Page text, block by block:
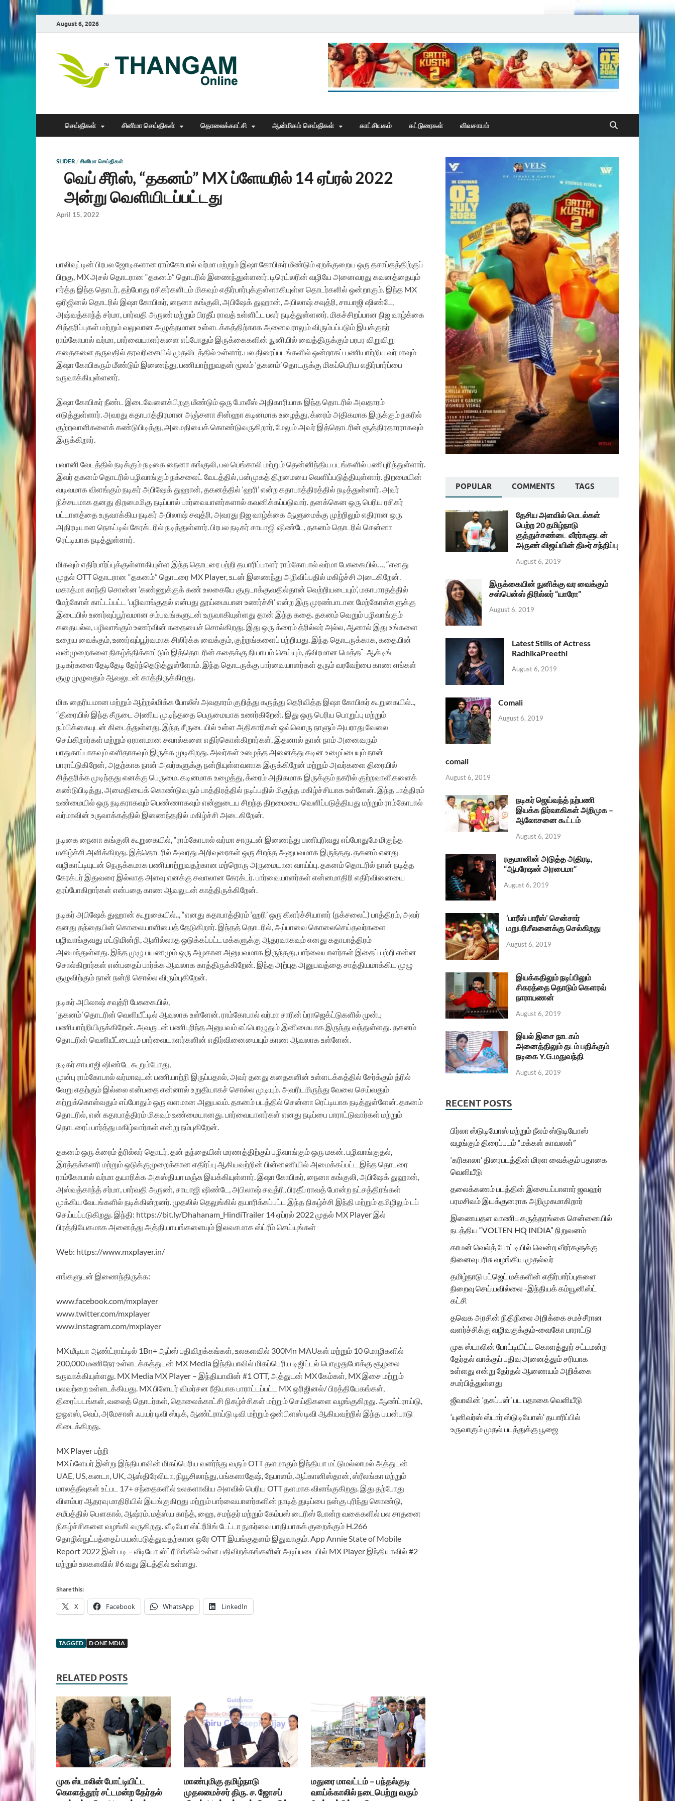
August 6, 2026
Thangam Online
செய்திகள் சினிமா செய்திகள் தொலைக்காட்சி ஆன்மிகம் செய்திகள் காட்சியகம் கட்டுரைகள் விவசாயம்
SLIDER / சினிமா செய்திகள்
வெப் சீரிஸ், “தகனம்” MX ப்ளேயரில் 14 ஏப்ரல் 2022
அன்று வெளியிடப்பட்டது
April 15, 2022
பாலிவுட்டின் பிரபல ஜோடிகளான ராம்கோபால் வர்மா மற்றும் இஷா கோபிகர் மீண்டும் ஏறக்குறைய ஒரு தசாப்தத்திற்குப்
பிறகு, MX அசல் தொடரான “தகனம்” தொடரில் இணைந்துள்ளனர். டிரெய்லரின் வழியே அனைவரது கவனத்தையும்
ஈர்த்த இந்த தொடர், தற்போது ரசிகர்களிடம் மிகவும் எதிர்பார்புக்குள்ளாகியுள்ள தொடர்களில் ஒன்றாகும். இந்த MX
ஒரிஜினல் தொடரில் இஷா கோபிகர், நைனா கங்குலி, அபிஷேக் துஹான், அபிலாஷ் சவுத்ரி, சாயாஜி ஷிண்டே,
அஷ்வத்காந்த் சர்மா, பார்வதி அருண் மற்றும் பிரதீப் ராவத் உள்ளிட்ட பலர் நடித்துள்ளனர். மிகச்சிறப்பான நிஜ வாழ்க்கை
சித்தரிப்புகள் மற்றும் வலுவான அழுத்தமான உள்ளடக்கத்திற்காக அனைவராலும் விரும்பப்படும் இயக்குநர்
ராம்கோபால் வர்மா, பார்வையாளர்களை எப்போதும் இருக்கைகளின் நுனியில் வைத்திருக்கும் பரபர விறுவிறு
கதைகளை தருவதில் தரவரிசையில் முதலிடத்தில் உள்ளார். பல திரைப்படங்களில் ஒன்றாகப் பணியாற்றிய வர்மாவும்
இஷா கோபிகரும் மீண்டும் இணைந்து, பணியாற்றுவதன் மூலம் ‘தகனம்’ தொடருக்கு மிகப்பெரிய எதிர்பார்ப்பை
உருவாக்கியுள்ளனர்.
இஷா கோபிகர் நீண்ட இடைவேளைக்பிறகு மீண்டும் ஒரு போலீஸ் அதிகாரியாக இந்த தொடரில் அவதாரம்
எடுத்துள்ளார். அவரது கதாபாத்திரமான அஞ்சனா சின்ஹா கடினமாக உழைத்து, க்ரைம் அதிகமாக இருக்கும் நகரில்
குற்றவாளிகளைக் கண்டுபிடித்து, அமைதியைக் கொண்டுவருகிறார், மேலும் அவர் இத்தொடரின் சூத்திரதாரராகவும்
இருக்கிறார்.
பவானி வேடத்தில் நடிக்கும் நடிகை நைனா கங்குலி, பல பெங்காலி மற்றும் தென்னிந்திய படங்களில் பணிபுரிந்துள்ளார்.
இவர் தகனம் தொடரில் பழிவாங்கும் நக்சலைட் வேடத்தில், பன்முகத் திறமையை வெளிப்படுத்தியுள்ளார். திறமையின்
வடிவமாக விளங்கும் நடிகர் அபிஷேக் துஹான், தகனத்தில் ‘ஹரி’ என்ற கதாபாத்திரத்தில் நடித்துள்ளார். அவர்
நிச்சயமாக தனது திறமைமிகு நடிப்பால் பார்வையாளர்களால் கவனிக்கப்படுவார். தனக்கென ஒரு பெரிய ரசிகர்
பட்டாளத்தை உருவாக்கிய நடிகர் அபிலாஷ் சவுத்ரி, அவரது நிஜ வாழ்க்கை ஆளுமைக்கு முற்றிலும் எதிரான ஒரு
அதிரடியான நெகட்டிவ் கேரக்டரில் நடித்துள்ளார். பிரபல நடிகர் சாயாஜி ஷிண்டே, தகனம் தொடரில் சென்னா
ரெட்டியாக நடித்துள்ளார்.
மிகவும் எதிர்பார்ப்புக்குள்ளாகியுள்ள இந்த தொடரை பற்றி தயாரிப்பாளர் ராம்கோபால் வர்மா பேசுகையில்…, “எனது
முதல் OTT தொடரான “தகனம்” தொடரை MX Player, உடன் இணைந்து அறிவிப்பதில் மகிழ்ச்சி அடைகிறேன்.
மகாத்மா காந்தி சொன்ன ‘கண்ணுக்குக் கண் உலகையே குருடாக்குவதில்தான் வெற்றியடையும்’, மகாபாரதத்தில்
மேற்கோள் காட்டப்பட்ட ‘பழிவாங்குதல் என்பது தூய்மையான உணர்ச்சி’ என்ற இரு முரண்பாடான மேற்கோள்களுக்கு
இடையில் உணர்வுப்பூர்வமான சம்பவங்களுடன் உருவாகியுள்ளது தான் இந்த கதை. தகனம் வெறும் பழிவாங்கும்
கதையல்ல, பழிவாங்கும் உணர்வின் கதையைச் சொல்கிறது. இது ஒரு க்ரைம் த்ரில்லர் அல்ல, ஆனால் இது உங்களை
உறைய வைக்கும், உணர்வுப்பூர்வமாக சிலிர்க்க வைக்கும், குற்றங்களைப் பற்றியது. இந்த தொடருக்காக, கதையின்
வன்முறைகளை நிகழ்த்திக்காட்டும் இத்தொடரின் கதைக்கு நியாயம் செய்யும், தீவிரமான மெத்தட் ஆக்டிங்
நடிகர்களை தேடிதேடி தேர்ந்தெடுத்துள்ளோம். இந்த தொடருக்கு பார்வையாளர்கள் தரும் வரவேற்பை காண எங்கள்
குழு முழுவதும் ஆவலுடன் காத்திருக்கிறது.
மிக தைரியமான மற்றும் ஆற்றல்மிக்க போலீஸ் அவதாரம் குறித்து கருத்து தெரிவித்த இஷா கோபிகர் கூறுகையில்..,
“திரையில் இந்த சீருடை அணிய முடிந்ததை பெருமையாக உணர்கிறேன். இது ஒரு பெரிய பொறுப்பு மற்றும்
நம்பிக்கையுடன் கிடைத்துள்ளது. இந்த சீருடையில் உள்ள அதிகாரிகள் ஒவ்வொரு நாளும் அயராது வேலை
செய்கிறார்கள் மற்றும் ஏராளமான சவால்களை எதிர்கொள்கிறார்கள், இதனால் தான் நாம் அனைவரும்
பாதுகாப்பாகவும் எளிதாகவும் இருக்க முடிகிறது. அவர்கள் உழைத்த அனைத்து கடின உழைப்பையும் நான்
பாராட்டுகிறேன், அதற்காக நான் அவர்களுக்கு நன்றியுள்ளவளாக இருக்கிறேன் மற்றும் அவர்களை திரையில்
சித்தரிக்க முடிந்தது எனக்கு பெருமை. கடினமாக உழைத்து, க்ரைம் அதிகமாக இருக்கும் நகரில் குற்றவாளிகளைக்
கண்டுபிடித்து, அமைதியைக் கொண்டுவரும் பாத்திரத்தில் நடிப்பதில் மிகுந்த மகிழ்ச்சியாக உள்ளேன். இந்த பாத்திரம்
உண்மையில் ஒரு நடிகராகவும் பெண்ணாகவும் என்னுடைய சிறந்த திறமையை வெளிப்படுத்தியது மற்றும் ராம்கோபால்
வர்மாவின் உருவாக்கத்தில் இணைந்ததில் மகிழ்ச்சி அடைகிறேன்.
நடிகை நைனா கங்குலி கூறுகையில், “ராம்கோபால் வர்மா சாருடன் இணைந்து பணிபுரிவது எப்போதுமே மிகுந்த
மகிழ்ச்சி அளிக்கிறது. இத்தொடரில் அவரது அறிவுரைகள் ஒரு சிறந்த அனுபவமாக இருந்தது. தகனம் எனது
வழிகாட்டியுடன் நெருக்கமாக பணியாற்றுவதற்கான மற்றொரு அருமையான வாய்ப்பு. தகனம் தொடரில் நான் நடித்த
கேரக்டர் இதுவரை இல்லாத அளவு எனக்கு சவாலான கேரக்டர். பார்வையாளர்கள் என்னமாதிரி எதிர்வினையை
தரப்போகிறார்கள் என்பதை காண ஆவலுடன் காத்திருக்கிறேன்.
நடிகர் அபிஷேக் துஹான் கூறுகையில்.., “எனது கதாபாத்திரம் ‘ஹரி’ ஒரு கிளர்ச்சியாளர் (நக்சலைட்) பாத்திரம், அவர்
தனது தந்தையின் கொலையாளியைத் தேடுகிறார். இந்தத் தொடரில், அப்பாவை கொலைசெய்தவர்களை
பழிவாங்குவது மட்டுமின்றி, ஆளில்லாத ஒடுக்கப்பட்ட மக்களுக்கு ஆதரவாகவும் எனது கதாபாத்திரம்
அமைந்துள்ளது. இந்த முழு பயணமும் ஒரு அழகான அனுபவமாக இருந்தது, பார்வையாளர்கள் இதைப் பற்றி என்ன
சொல்கிறார்கள் என்பதைப் பார்க்க ஆவலாக காத்திருக்கிறேன். இந்த அற்புத அனுபவத்தை சாத்தியமாக்கிய முழு
குழுவிற்கும் நான் நன்றி சொல்ல விரும்புகிறேன்.
நடிகர் அபிலாஷ் சவுத்ரி பேசுகையில்,
‘தகனம்’ தொடரின் வெளியீட்டில் ஆவலாக உள்ளேன். ராம்கோபால் வர்மா சாரின் ப்ராஜெக்ட்டுகளில் முன்பு
பணியாற்றியிருக்கிறேன். அவருடன் பணிபுரிந்த அனுபவம் எப்பொழுதும் இனிமையாக இருந்து வந்துள்ளது. தகனம்
தொடரின் வெளியீட்டையும் பார்வையாளர்களின் எதிர்வினையையும் காண ஆவலாக உள்ளேன்.
நடிகர் சாயாஜி ஷிண்டே கூறும்போது,
முன்பு ராம்கோபால் வர்மாவுடன் பணியாற்றி இருப்பதால், அவர் தனது கதைகளின் உள்ளடக்கத்தில் சேர்க்கும் த்ரில்
வேறு எதற்கும் இல்லை என்பதை என்னால் உறுதியாகச் சொல்ல முடியும். அவரிடமிருந்து வேலை செய்வதும்
கற்றுக்கொள்வதும் எப்போதும் ஒரு வளமான அனுபவம். தகனம் படத்தில் சென்னா ரெட்டியாக நடித்துள்ளேன். தகனம்
தொடரில், என் கதாபாத்திரம் மிகவும் உண்மையானது. பார்வையாளர்கள் எனது நடிப்பை பாராட்டுவார்கள் மற்றும்
தொடரைப் பார்த்து மகிழ்வார்கள் என்று நம்புகிறேன்.
தகனம் ஒரு க்ரைம் த்ரில்லர் தொடர், தன் தந்தையின் மரணத்திற்குப் பழிவாங்கும் ஒரு மகன். பழிவாங்குதல்,
இரத்தக்களரி மற்றும் ஒடுக்குமுறைக்கான எதிர்ப்பு ஆகியவற்றின் பின்னணியில் அமைக்கப்பட்ட இந்த தொடரை
ராம்கோபால் வர்மா தயாரிக்க அகஸ்தியா மஞ்சு இயக்கியுள்ளார். இஷா கோபிகர், நைனா கங்குலி, அபிஷேக் துஹான்,
அஸ்வத்காந்த் சர்மா, பார்வதி அருண், சாயாஜி ஷிண்டே, அபிலாஷ் சவுத்ரி, பிரதீப் ராவத் போன்ற நட்சத்திரங்கள்
முக்கிய வேடங்களில் நடிக்கின்றனர். முதலில் தெலுங்கில் தயாரிக்கப்பட்ட இந்த நிகழ்ச்சி இந்தி மற்றும் தமிழிலும் டப்
செய்யப்படுகிறது. இந்தி: https://bit.ly/Dhahanam_HindiTrailer 14 ஏப்ரல் 2022 முதல் MX Player இல்
பிரத்தியேகமாக அனைத்து அத்தியாயங்களையும் இலவசமாக ஸ்ட்ரீம் செய்யுங்கள்
Web: https://www.mxplayer.in/
எங்களுடன் இணைந்திருக்க:
www.facebook.com/mxplayer
www.twitter.com/mxplayer
www.instagram.com/mxplayer
MX மீடியா ஆண்ட்ராய்டில் 1Bn+ ஆப்ஸ் பதிவிறக்கங்கள், உலகளவில் 300Mn MAUகள் மற்றும் 10 மொழிகளில்
200,000 மணிநேர உள்ளடக்கத்துடன் MX Media இந்தியாவில் மிகப்பெரிய டிஜிட்டல் பொழுதுபோக்கு சூழலை
உருவாக்கியுள்ளது. MX Media MX Player – இந்தியாவின் #1 OTT, அத்துடன் MX கேம்கள், MX இசை மற்றும்
பலவற்றை உள்ளடக்கியது. MX பிளேயர் விமர்சன ரீதியாக பாராட்டப்பட்ட MX ஒரிஜினல்/ பிரத்தியேகங்கள்,
திரைப்படங்கள், வலைத் தொடர்கள், தொலைக்காட்சி நிகழ்ச்சிகள் மற்றும் செய்திகளை வழங்குகிறது. ஆண்ட்ராய்டு,
ஐஓஎஸ், வெப், அமேசான் ஃபயர் டிவி ஸ்டிக், ஆண்ட்ராய்டு டிவி மற்றும் ஒன்பிளஸ் டிவி ஆகியவற்றில் இந்த பயன்பாடு
கிடைக்கிறது.
MX Player பற்றி
MX ப்ளேயர் இன்று இந்தியாவின் மிகப்பெரிய வளர்ந்து வரும் OTT தளமாகும் இந்தியா மட்டுமல்லாமல் அத்துடன்
UAE, US, கனடா, UK, ஆஸ்திரேலியா, நியூசிலாந்து, பங்களாதேஷ், நேபாளம், ஆப்கானிஸ்தான், ஸ்ரீலங்கா மற்றும்
மாலத்தீவுகள் உட்பட 17+ சந்தைகளில் உலகளாவிய அளவில் பெரிய OTT தளமாக விளங்குகிறது. இது தற்போது
விளம்பர ஆதரவு மாதிரியில் இயங்குகிறது மற்றும் பார்வையாளர்களின் நாடித் துடிப்பை நன்கு புரிந்து கொண்டு,
சமீபத்தில் பௌகால், ஆஷ்ரம், மத்ஸ்ய காந்த், ஹை, சமந்தர் மற்றும் கேம்பஸ் டைரிஸ் போன்ற வகைகளில் பல சாதனை
நிகழ்ச்சிகளை வழங்கி வருகிறது. வீடியோ ஸ்ட்ரீமிங் டேட்டா நுகர்வை பாதியாகக் குறைக்கும் H.266
தொழில்நுட்பத்தைப் பயன்படுத்துவதற்கான ஒரே OTT இயங்குதளம் இதுவாகும். App Annie State of Mobile
Report 2022 இன் படி – வீடியோ ஸ்ட்ரீமிங்கில் உள்ள பதிவிறக்கங்களின் அடிப்படையில் MX Player இந்தியாவில் #2
மற்றும் உலகளவில் #6 வது இடத்தில் உள்ளது.
Share this:
X Facebook WhatsApp LinkedIn
TAGGED D ONE MDIA
RELATED POSTS
முக ஸ்டாலின் போட்டியிட்ட
கொளத்தூர் சட்டமன்ற தேர்தல்
மாண்புமிகு தமிழ்நாடு
முதலமைச்சர் திரு. ச. ஜோசப்
மதுரை மாவட்டம் – பந்தல்குடி
வாய்க்காலில் நடைபெற்று வரும்
POPULAR COMMENTS TAGS
தேசிய அளவில் மெடல்கள்
பெற்ற 20 தமிழ்நாடு
குத்துச்சண்டை வீரர்களுடன்
அருண் விஜய்யின் திடீர் சந்திப்பு
August 6, 2019
இருக்கையின் நுனிக்கு வர வைக்கும்
சஸ்பென்ஸ் திரில்லர் “யாரோ”
August 6, 2019
Latest Stills of Actress
RadhikaPreethi
August 6, 2019
Comali
August 6, 2019
comali
August 6, 2019
நடிகர் ஜெய்வந்த் நற்பணி
இயக்க நிர்வாகிகள் அறிமுக –
ஆலோசனை கூட்டம்
August 6, 2019
ரகுமானின் அடுத்த அதிரடி,
“ஆபரேஷன் அரபைமா”
August 6, 2019
‘பாரீஸ் பாரீஸ்’ சென்சார்
மறுபரிசீலனைக்கு செல்கிறது
August 6, 2019
இயக்கதிலும் நடிப்பிலும்
சிகரத்தை தொடும் கௌரவ்
நாராயணன்
August 6, 2019
இயல் இசை நாடகம்
அனைத்திலும் தடம் பதிக்கும்
நடிகை Y.G.மதுவந்தி
August 6, 2019
RECENT POSTS
பிர்லா ஸ்டுடியோஸ் மற்றும் நீலம் ஸ்டுடியோஸ்
வழங்கும் திரைப்படம் “மக்கள் காவலன்”
‘கரிகாலா’ திரைபடத்தின் மிரள வைக்கும் பதாகை
வெளியீடு
தலைக்கணம் படத்தின் இசையப்பாளார் ஜவஹர்
பரமசிவம் இயக்குனராக அறிமுகமாகிறார்
இணையதள வாணிப கருத்தரங்கை சென்னையில்
நடத்திய “VOLTEN HQ INDIA” நிறுவனம்
காமன் வெல்த் போட்டியில் வென்ற வீரர்களுக்கு
நினைவு பரிசு வழங்கிய முதல்வர்
தமிழ்நாடு பட்ஜெட் மக்களின் எதிர்பார்ப்புகளை
நிறைவு செய்யவில்லை -இந்தியக் கம்யூனிஸ்ட்
கட்சி
தவெக அரசின் நிதிநிலை அறிக்கை சமச்சீரான
வளர்ச்சிக்கு வழிவகுக்கும்-வைகோ பாராட்டு
முக ஸ்டாலின் போட்டியிட்ட கொளத்தூர் சட்டமன்ற
தேர்தல் வாக்குப் பதிவு அனைத்தும் சரியாக
உள்ளது என்று தேர்தல் ஆணையம் அறிக்கை
சமர்பித்துள்ளது
ஜீவாவின் ‘தகப்பன்’ பட பதாகை வெளியீடு
‘யுனிவர்ஸ் ஸ்டார் ஸ்டுடியோஸ்’ தயாரிப்பில்
உருவாகும் முதல் படத்துக்கு பூஜை